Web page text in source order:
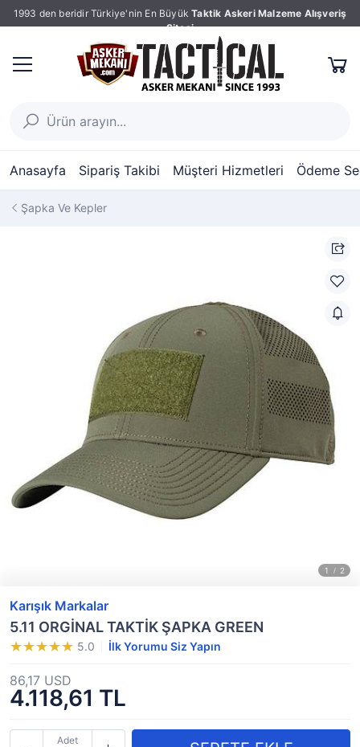
1993 den beridir Türkiye'nin En Büyük Taktik Askeri Malzeme Alışveriş
Sitesi
Anasayfa Sipariş Takibi Müşteri Hizmetleri Ödeme
Şapka Ve Kepler
Karışık Markalar
5.11 ORGİNAL TAKTİK ŞAPKA GREEN
5.0 İlk Yorumu Siz Yapın
4.118,61 TL
86,17 USD
Adet